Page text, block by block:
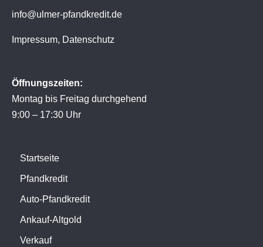
info@ulmer-pfandkredit.de
Impressum, Datenschutz
Öffnungszeiten:
Montag bis Freitag durchgehend
9:00 – 17:30 Uhr
Startseite
Pfandkredit
Auto-Pfandkredit
Ankauf-Altgold
Verkauf